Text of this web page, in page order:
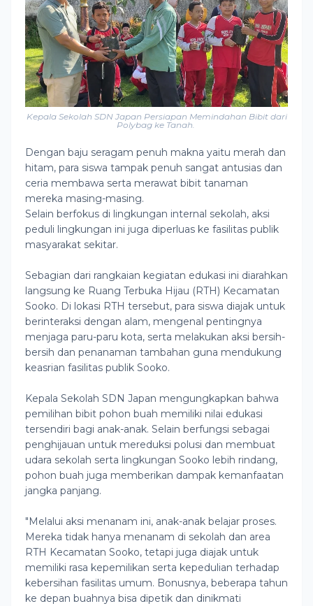
Kepala Sekolah SDN Japan Persiapan Memindahan Bibit dari
Polybag ke Tanah.
Dengan baju seragam penuh makna yaitu merah dan
hitam, para siswa tampak penuh sangat antusias dan
ceria membawa serta merawat bibit tanaman
mereka masing-masing.
Selain berfokus di lingkungan internal sekolah, aksi
peduli lingkungan ini juga diperluas ke fasilitas publik
masyarakat sekitar.
Sebagian dari rangkaian kegiatan edukasi ini diarahkan
langsung ke Ruang Terbuka Hijau (RTH) Kecamatan
Sooko. Di lokasi RTH tersebut, para siswa diajak untuk
berinteraksi dengan alam, mengenal pentingnya
menjaga paru-paru kota, serta melakukan aksi bersih-
bersih dan penanaman tambahan guna mendukung
keasrian fasilitas publik Sooko.
Kepala Sekolah SDN Japan mengungkapkan bahwa
pemilihan bibit pohon buah memiliki nilai edukasi
tersendiri bagi anak-anak. Selain berfungsi sebagai
penghijauan untuk mereduksi polusi dan membuat
udara sekolah serta lingkungan Sooko lebih rindang,
pohon buah juga memberikan dampak kemanfaatan
jangka panjang.
"Melalui aksi menanam ini, anak-anak belajar proses.
Mereka tidak hanya menanam di sekolah dan area
RTH Kecamatan Sooko, tetapi juga diajak untuk
memiliki rasa kepemilikan serta kepedulian terhadap
kebersihan fasilitas umum. Bonusnya, beberapa tahun
ke depan buahnya bisa dipetik dan dinikmati